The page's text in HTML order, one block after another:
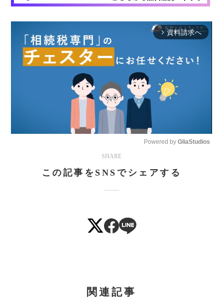
arrow_forward_ios 資料請求へ
Powered by GliaStudios
SHARE
この記事をSNSでシェアする
関連記事